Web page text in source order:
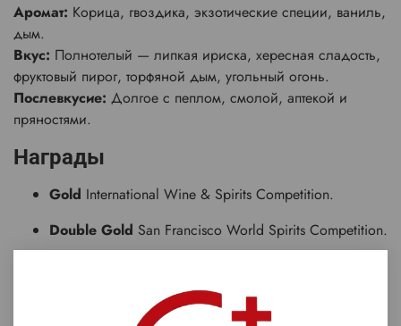
Аромат: Корица, гвоздика, экзотические специи, ваниль,
дым.
Вкус: Полнотелый — липкая ириска, хересная сладость,
фруктовый пирог, торфяной дым, угольный огонь.
Послевкусие: Долгое с пеплом, смолой, аптекой и
пряностями.
Награды
Gold International Wine & Spirits Competition.
Double Gold San Francisco World Spirits Competition.
Характеристики